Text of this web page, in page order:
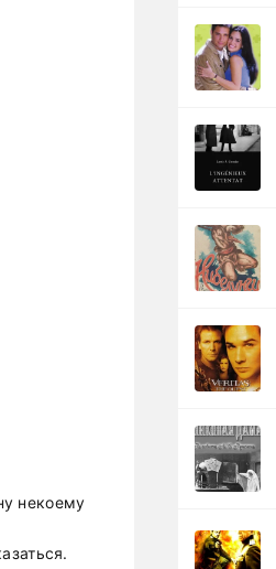
некоему